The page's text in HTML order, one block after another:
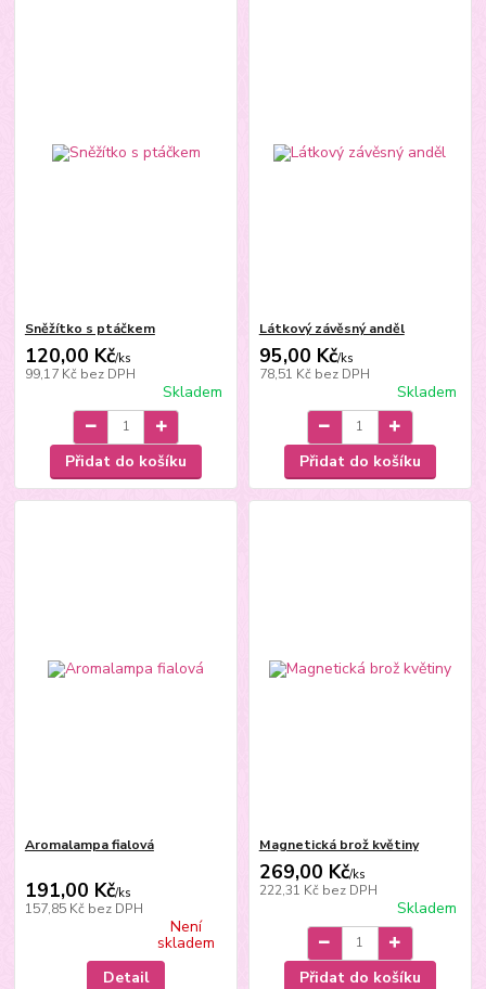
Sněžítko s ptáčkem
120,00 Kč/ks
99,17 Kč bez DPH
Skladem
Přidat do košíku
Látkový závěsný anděl
95,00 Kč/ks
78,51 Kč bez DPH
Skladem
Přidat do košíku
Aromalampa fialová
191,00 Kč/ks
157,85 Kč bez DPH
Není
skladem
Detail
Magnetická brož květiny
269,00 Kč/ks
222,31 Kč bez DPH
Skladem
Přidat do košíku